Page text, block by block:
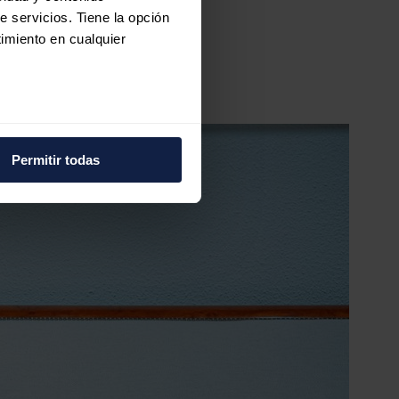
servicios. Tiene la opción
en cualquier
de redes sociales
nuestros partners de
les haya proporcionado o
Permitir todas
del combustible